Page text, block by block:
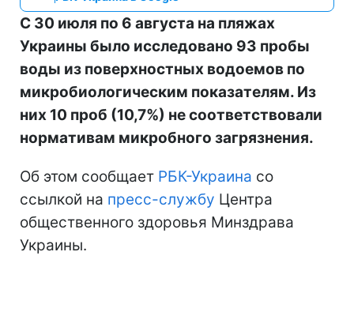
С 30 июля по 6 августа на пляжах
Украины было исследовано 93 пробы
воды из поверхностных водоемов по
микробиологическим показателям. Из
них 10 проб (10,7%) не соответствовали
нормативам микробного загрязнения.
Об этом сообщает РБК-Украина со
ссылкой на пресс-службу Центра
общественного здоровья Минздрава
Украины.